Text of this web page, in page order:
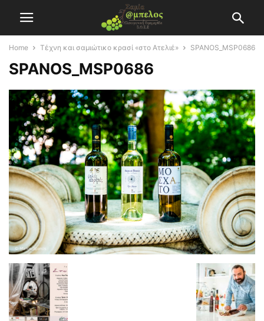
Home Τέχνη και σαμιώτικο κρασί «στο Ατελιέ» SPANOS_MSP0686
SPANOS_MSP0686